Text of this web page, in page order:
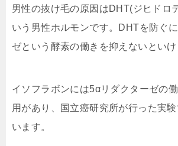
男性の抜け毛の原因はDHT(ジヒドロ
いう男性ホルモンです。DHTを防ぐ
ゼという酵素の働きを抑えないといけ
イソフラボンには5αリダクターゼの
用があり、国立癌研究所が行った実
います。